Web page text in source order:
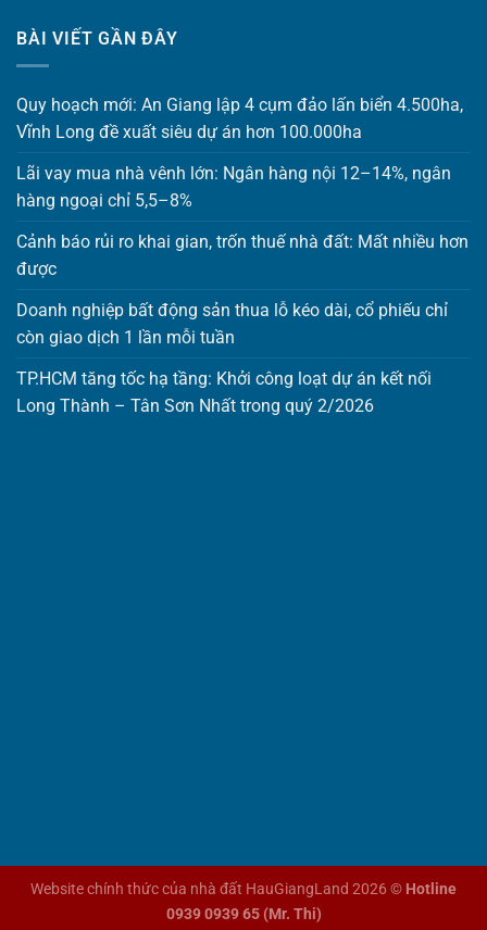
BÀI VIẾT GẦN ĐÂY
Quy hoạch mới: An Giang lập 4 cụm đảo lấn biển 4.500ha,
Vĩnh Long đề xuất siêu dự án hơn 100.000ha
Lãi vay mua nhà vênh lớn: Ngân hàng nội 12–14%, ngân
hàng ngoại chỉ 5,5–8%
Cảnh báo rủi ro khai gian, trốn thuế nhà đất: Mất nhiều hơn
được
Doanh nghiệp bất động sản thua lỗ kéo dài, cổ phiếu chỉ
còn giao dịch 1 lần mỗi tuần
TP.HCM tăng tốc hạ tầng: Khởi công loạt dự án kết nối
Long Thành – Tân Sơn Nhất trong quý 2/2026
Website chính thức của nhà đất HauGiangLand 2026 © Hotline
0939 0939 65 (Mr. Thi)